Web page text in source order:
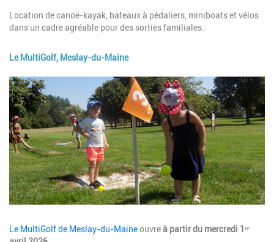
Location de canoë-kayak, bateaux à pédaliers, miniboats et vélos
dans un cadre agréable pour des sorties familiales.
Le MultiGolf, Meslay-du-Maine
Image
Description
Le MultiGolf de Meslay-du-Maineouvreà partir du mercredi 1ᵉʳ